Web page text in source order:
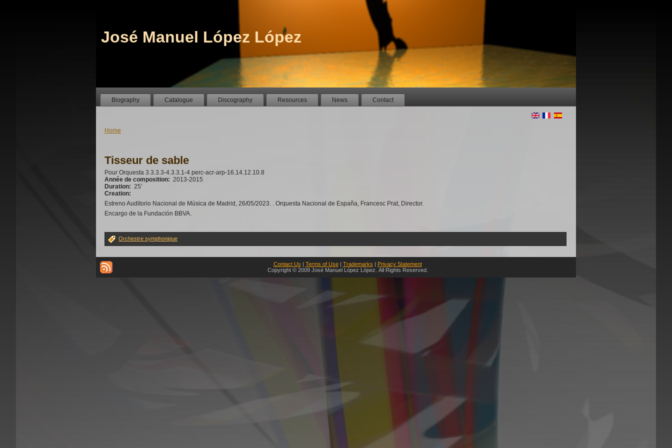
José Manuel López López
Biography Catalogue Discography Resources News Contact
Home
Tisseur de sable
Pour Orquesta 3.3.3.3-4.3.3.1-4 perc-acr-arp-16.14.12.10.8
Année de composition: 2013-2015
Duration: 25’
Creation:
Estreno Auditorio Nacional de Música de Madrid, 26/05/2023. . Orquesta Nacional de España, Francesc Prat, Director.
Encargo de la Fundación BBVA.
Orchestre symphonique
Contact Us | Terms of Use| Trademarks | Privacy Statement
Copyright © 2009 José Manuel López López. All Rights Reserved.